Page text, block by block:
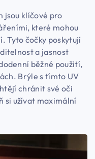
jsou klíčové pro
které mohou
Tyto čočky poskytují
a jasnost
běžné použití,
Brýle s tímto UV
chránit své oči
si užívat maximální